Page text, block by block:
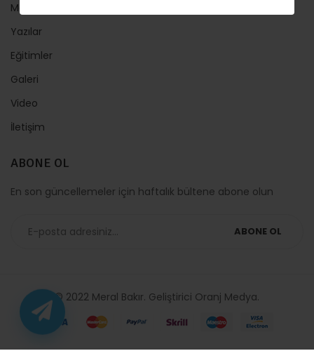
Mağaza
Yazılar
Eğitimler
Galeri
Video
İletişim
ABONE OL
En son güncellemeler için haftalık bültene abone olun
ABONE OL
© 2022 Meral Bakır. Geliştirici Oranj Medya.